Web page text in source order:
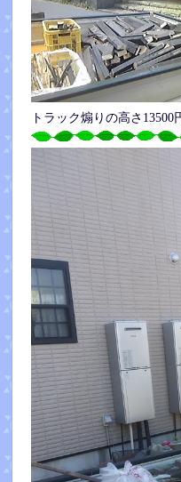
トラック煽りの高さ13500